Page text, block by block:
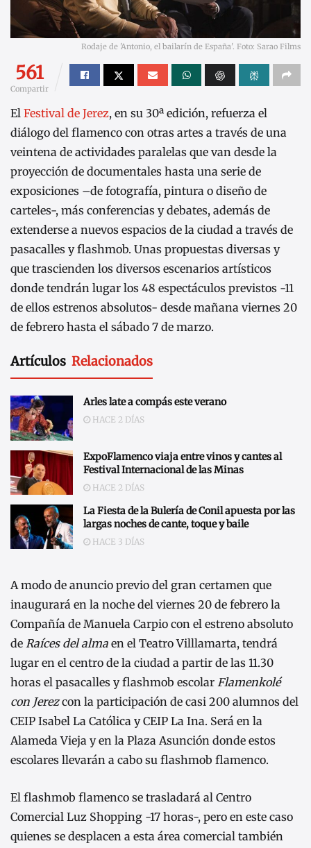
Rodaje de 'Antonio, el bailarín de España'. Foto: Sarao Films
561
Compartir
El Festival de Jerez, en su 30ª edición, refuerza el
diálogo del flamenco con otras artes a través de una
veintena de actividades paralelas que van desde la
proyección de documentales hasta una serie de
exposiciones –de fotografía, pintura o diseño de
carteles-, más conferencias y debates, además de
extenderse a nuevos espacios de la ciudad a través de
pasacalles y flashmob. Unas propuestas diversas y
que trascienden los diversos escenarios artísticos
donde tendrán lugar los 48 espectáculos previstos -11
de ellos estrenos absolutos- desde mañana viernes 20
de febrero hasta el sábado 7 de marzo.
Artículos Relacionados
Arles late a compás este verano
HACE 2 DÍAS
ExpoFlamenco viaja entre vinos y cantes al
Festival Internacional de las Minas
HACE 2 DÍAS
La Fiesta de la Bulería de Conil apuesta por las
largas noches de cante, toque y baile
HACE 3 DÍAS
A modo de anuncio previo del gran certamen que
inaugurará en la noche del viernes 20 de febrero la
Compañía de Manuela Carpio con el estreno absoluto
de Raíces del alma en el Teatro Villlamarta, tendrá
lugar en el centro de la ciudad a partir de las 11.30
horas el pasacalles y flashmob escolar Flamenkolé
con Jerezcon la participación de casi 200 alumnos del
CEIP Isabel La Católica y CEIP La Ina. Será en la
Alameda Vieja y en la Plaza Asunción donde estos
escolares llevarán a cabo su flashmob flamenco.
El flashmob flamenco se trasladará al Centro
Comercial Luz Shopping -17 horas-, pero en este caso
quienes se desplacen a esta área comercial también